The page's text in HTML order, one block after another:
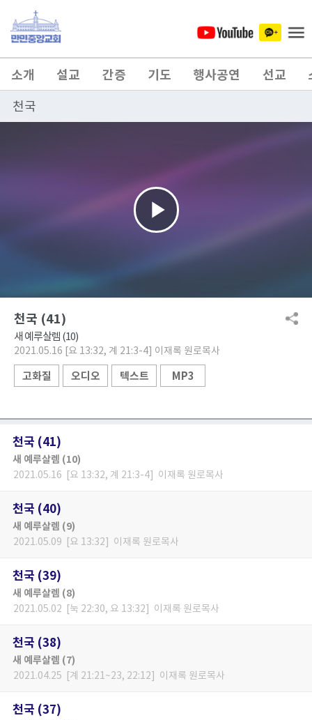
소개 설교 간증 기도 행사공연 선교
천국
Play
Video
천국 (41)
새 예루살렘 (10)
2021.05.16 [요 13:32, 계 21:3-4] 이재록 원로목사
고화질 오디오 텍스트 MP3
천국 (41)
새 예루살렘 (10)
2021.05.16 [요 13:32, 계 21:3-4] 이재록 원로목사
천국 (40)
새 예루살렘 (9)
2021.05.09 [요 13:32] 이재록 원로목사
천국 (39)
새 예루살렘 (8)
2021.05.02 [눅 22:30, 요 13:32] 이재록 원로목사
천국 (38)
새 예루살렘 (7)
2021.04.25 [계 21:21~23, 22:12] 이재록 원로목사
천국 (37)